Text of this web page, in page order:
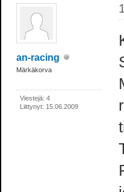
an-racing
Märkäkorva
Viestejä: 4
Liittynyt: 15.06.2009